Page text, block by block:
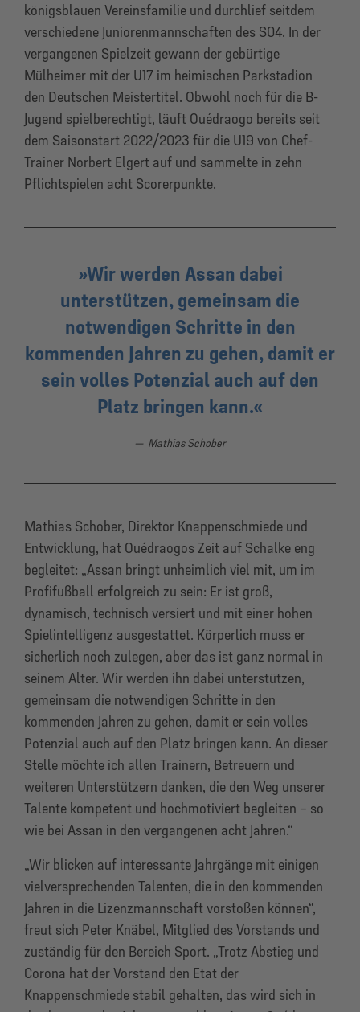
königsblauen Vereinsfamilie und durchlief seitdem
verschiedene Juniorenmannschaften des S04. In der
vergangenen Spielzeit gewann der gebürtige
Mülheimer mit der U17 im heimischen Parkstadion
den Deutschen Meistertitel. Obwohl noch für die B-
Jugend spielberechtigt, läuft Ouédraogo bereits seit
dem Saisonstart 2022/2023 für die U19 von Chef-
Trainer Norbert Elgert auf und sammelte in zehn
Pflichtspielen acht Scorerpunkte.
Wir werden Assan dabei
unterstützen, gemeinsam die
notwendigen Schritte in den
kommenden Jahren zu gehen, damit er
sein volles Potenzial auch auf den
Platz bringen kann.
Mathias Schober
Mathias Schober, Direktor Knappenschmiede und
Entwicklung, hat Ouédraogos Zeit auf Schalke eng
begleitet: „Assan bringt unheimlich viel mit, um im
Profifußball erfolgreich zu sein: Er ist groß,
dynamisch, technisch versiert und mit einer hohen
Spielintelligenz ausgestattet. Körperlich muss er
sicherlich noch zulegen, aber das ist ganz normal in
seinem Alter. Wir werden ihn dabei unterstützen,
gemeinsam die notwendigen Schritte in den
kommenden Jahren zu gehen, damit er sein volles
Potenzial auch auf den Platz bringen kann. An dieser
Stelle möchte ich allen Trainern, Betreuern und
weiteren Unterstützern danken, die den Weg unserer
Talente kompetent und hochmotiviert begleiten – so
wie bei Assan in den vergangenen acht Jahren.“
„Wir blicken auf interessante Jahrgänge mit einigen
vielversprechenden Talenten, die in den kommenden
Jahren in die Lizenzmannschaft vorstoßen können“,
freut sich Peter Knäbel, Mitglied des Vorstands und
zuständig für den Bereich Sport. „Trotz Abstieg und
Corona hat der Vorstand den Etat der
Knappenschmiede stabil gehalten, das wird sich in